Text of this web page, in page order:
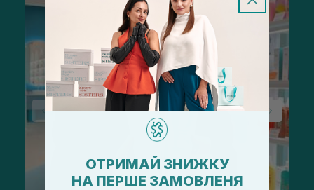
ОТРИМАЙ ЗНИЖКУ
НА ПЕРШЕ ЗАМОВЛЕНЯ